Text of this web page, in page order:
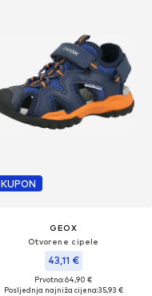
KUPON
GEOX
Otvorene cipele
43,11 €
Prvotno: 64,90 €
Posljednja najniža cijena:35,93 €